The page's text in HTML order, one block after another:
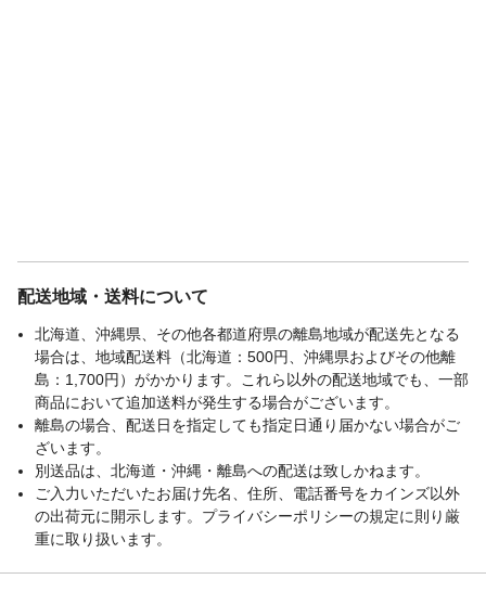
配送地域・送料について
北海道、沖縄県、その他各都道府県の離島地域が配送先となる
場合は、地域配送料（北海道：500円、沖縄県およびその他離
島：1,700円）がかかります。これら以外の配送地域でも、一部
商品において追加送料が発生する場合がございます。
離島の場合、配送日を指定しても指定日通り届かない場合がご
ざいます。
別送品は、北海道・沖縄・離島への配送は致しかねます。
ご入力いただいたお届け先名、住所、電話番号をカインズ以外
の出荷元に開示します。プライバシーポリシーの規定に則り厳
重に取り扱います。